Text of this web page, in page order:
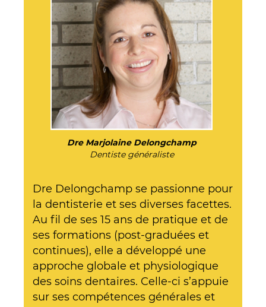
Dre Marjolaine Delongchamp
Dentiste généraliste
Dre Delongchamp se passionne pour
la dentisterie et ses diverses facettes.
Au fil de ses 15 ans de pratique et de
ses formations (post-graduées et
continues), elle a développé une
approche globale et physiologique
des soins dentaires. Celle-ci s’appuie
sur ses compétences générales et